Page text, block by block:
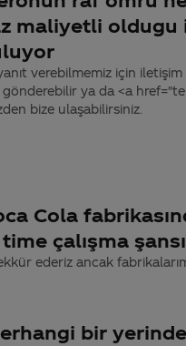
maliyetli oldugu
verebilmemiz için
ya da <a
bize ulaşabilirsiniz.
Cola
çalışma
ederiz ancak
bir